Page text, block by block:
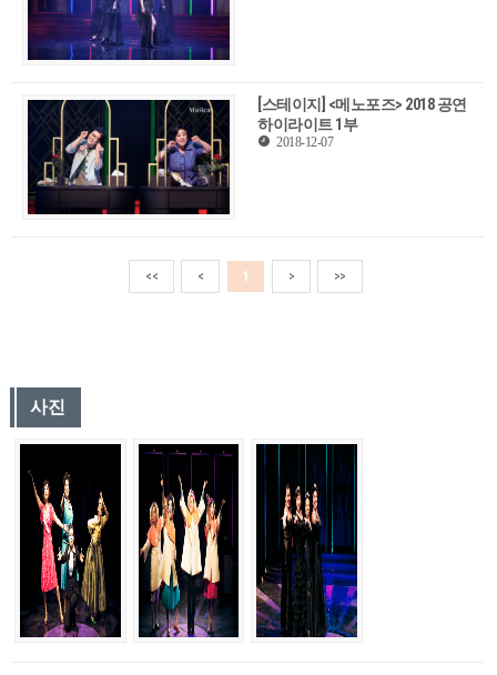
[스테이지] <메노포즈> 2018 공연
하이라이트 1부
2018-12-07
<< < 1 > >>
사진